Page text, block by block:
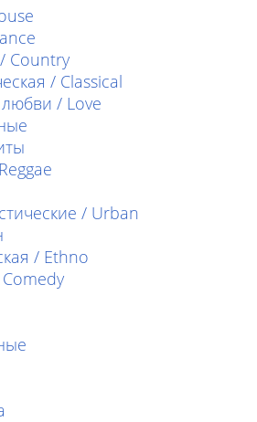
Country
/ Classical
/ Love
/ Urban
/ Ethno